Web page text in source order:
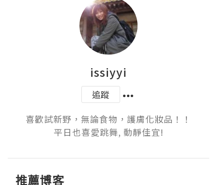
issiyyi
追蹤
喜歡試新野，無論食物，護膚化妝品！！
平日也喜愛跳舞, 動靜佳宜!
推薦博客